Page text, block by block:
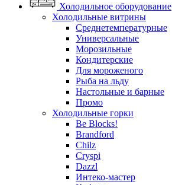
Холодильное оборудование
Холодильные витрины
Среднетемпературные
Универсальные
Морозильные
Кондитерские
Для мороженого
Рыба на льду
Настольные и барные
Промо
Холодильные горки
Be Blocks!
Brandford
Chilz
Cryspi
Dazzl
Интеко-мастер